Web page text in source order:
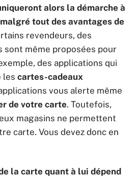
alors la démarche à
tout des avantages de
revendeurs, des
sont même proposées pour
des applications qui
les cartes-cadeaux
vous alerte même
de votre carte. Toutefois,
magasins ne permettent
carte. Vous devez donc en
la carte quant à lui dépend